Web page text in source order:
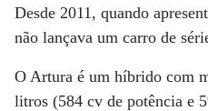
Desde 2011, quando
não lançava um carro de
O Artura é um híbrido com
litros (584 cv de potência e